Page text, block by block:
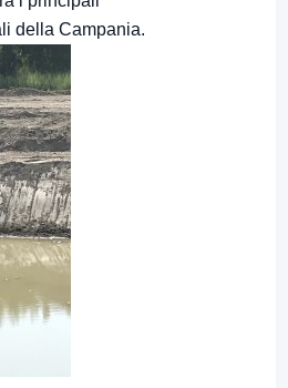
della Campania.